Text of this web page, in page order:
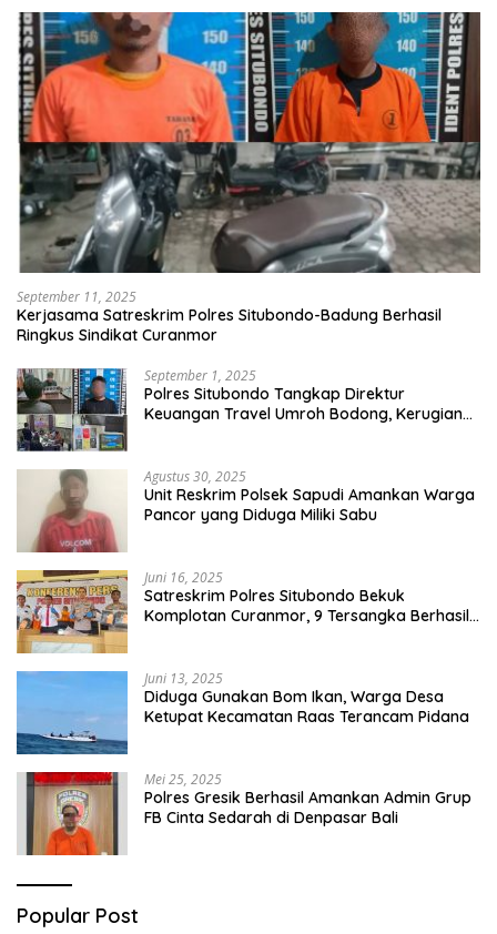
September 11, 2025
Kerjasama Satreskrim Polres Situbondo-Badung Berhasil
Ringkus Sindikat Curanmor
September 1, 2025
Polres Situbondo Tangkap Direktur
Keuangan Travel Umroh Bodong, Kerugian
Agustus 30, 2025
Unit Reskrim Polsek Sapudi Amankan Warga
Pancor yang Diduga Miliki Sabu
Juni 16, 2025
Satreskrim Polres Situbondo Bekuk
Komplotan Curanmor, 9 Tersangka Berhasil
Juni 13, 2025
Diduga Gunakan Bom Ikan, Warga Desa
Ketupat Kecamatan Raas Terancam Pidana
Mei 25, 2025
Polres Gresik Berhasil Amankan Admin Grup
FB Cinta Sedarah di Denpasar Bali
Popular Post